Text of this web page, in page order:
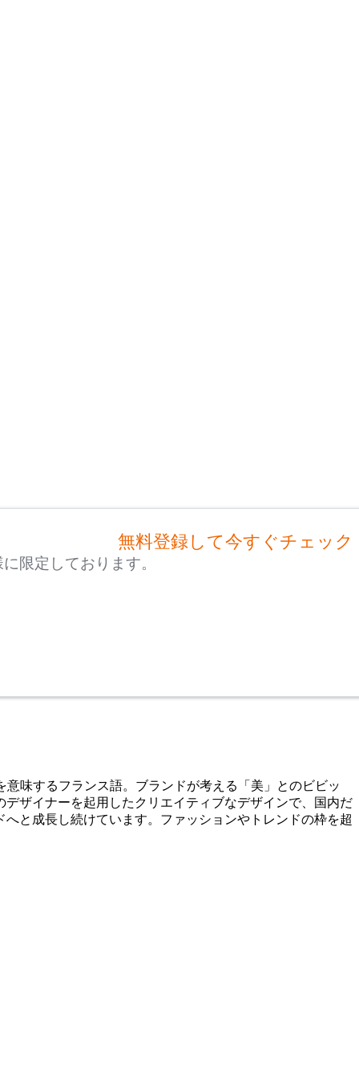
無料登録して今すぐチェック
限定しております。
味するフランス語。ブランドが考える「美」とのビビッ
ザイナーを起用したクリエイティブなデザインで、国内だ
と成長し続けています。ファッションやトレンドの枠を超